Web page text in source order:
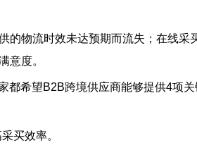
的物流时效未达预期而流失；在线采
意度。
都希望B2B跨境供应商能够提供4项关
买效率。